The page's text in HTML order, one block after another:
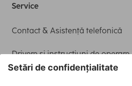
Service
Contact & Asistență telefonică
Drivere și instrucțiuni de operare